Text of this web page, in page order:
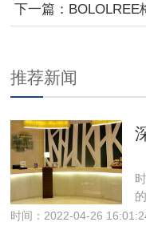
下一篇： BOLOLREE
推荐新闻
时间：2022-04-26